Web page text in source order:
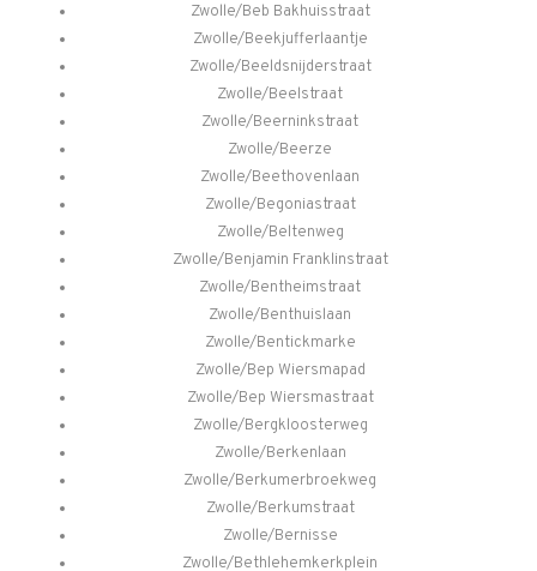
Zwolle/Beb Bakhuisstraat
Zwolle/Beekjufferlaantje
Zwolle/Beeldsnijderstraat
Zwolle/Beelstraat
Zwolle/Beerninkstraat
Zwolle/Beerze
Zwolle/Beethovenlaan
Zwolle/Begoniastraat
Zwolle/Beltenweg
Zwolle/Benjamin Franklinstraat
Zwolle/Bentheimstraat
Zwolle/Benthuislaan
Zwolle/Bentickmarke
Zwolle/Bep Wiersmapad
Zwolle/Bep Wiersmastraat
Zwolle/Bergkloosterweg
Zwolle/Berkenlaan
Zwolle/Berkumerbroekweg
Zwolle/Berkumstraat
Zwolle/Bernisse
Zwolle/Bethlehemkerkplein